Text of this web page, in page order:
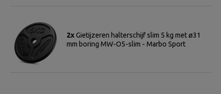
2xGietijzeren halterschijf slim 5 kg met ø31
mm boring MW-O5-slim - Marbo Sport